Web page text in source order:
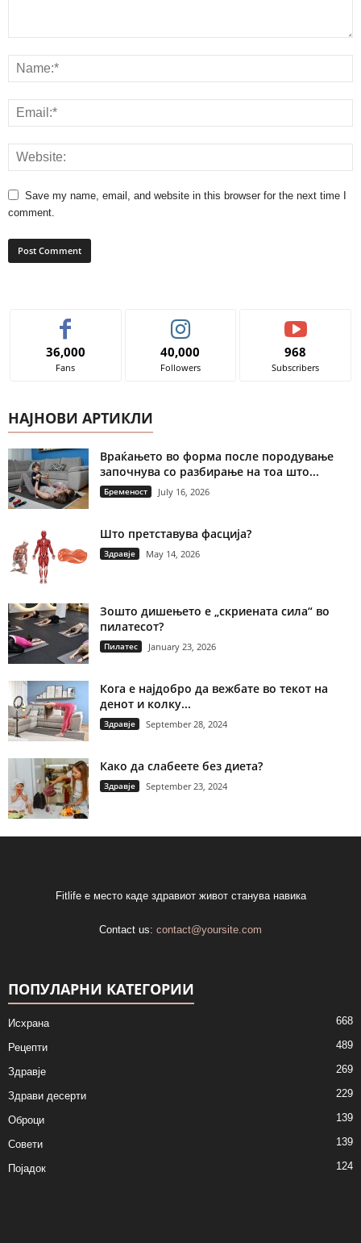
Save my name, email, and website in this browser for the next time I
comment.
36,000
Fans
40,000
Followers
968
Subscribers
НАЈНОВИ АРТИКЛИ
Враќањето во форма после породување
започнува со разбирање на тоа што...
Бременост July 16, 2026
Што претставува фасција?
Здравје May 14, 2026
Зошто дишењето е „скриената сила“ во
пилатесот?
Пилатес January 23, 2026
Кога е најдобро да вежбате во текот на
денот и колку...
Здравје September 28, 2024
Како да слабеете без диета?
Здравје September 23, 2024
Fitlife е место каде здравиот живот станува навика
Contact us: contact@yoursite.com
ПОПУЛАРНИ КАТЕГОРИИ
Исхрана 668
Рецепти 489
Здравје 269
Здрави десерти 229
Оброци 139
Совети 139
Појадок 124